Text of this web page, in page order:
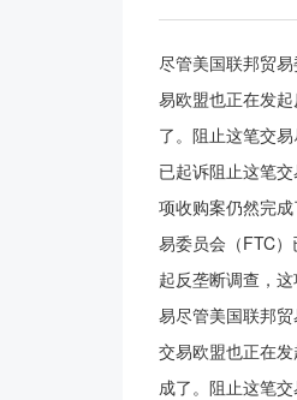
尽管美国联邦贸
易欧盟也正在发
了。阻止这笔交
已起诉阻止这笔
项收购案仍然完
易委员会（FTC
起反垄断调查，
易尽管美国联邦
交易欧盟也正在
成了。阻止这笔